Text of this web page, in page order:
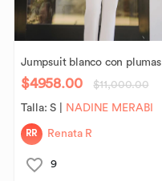
Jumpsuit blanco con plumas
$4958.00 $11,000.00
Talla:S NADINE MERABI
RR Renata R
9